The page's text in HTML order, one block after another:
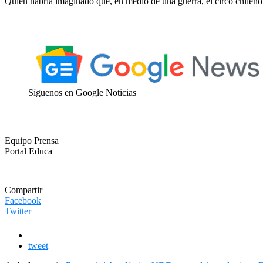
Síguenos en Google Noticias
Equipo Prensa
Portal Educa
Compartir
Facebook
Twitter
tweet